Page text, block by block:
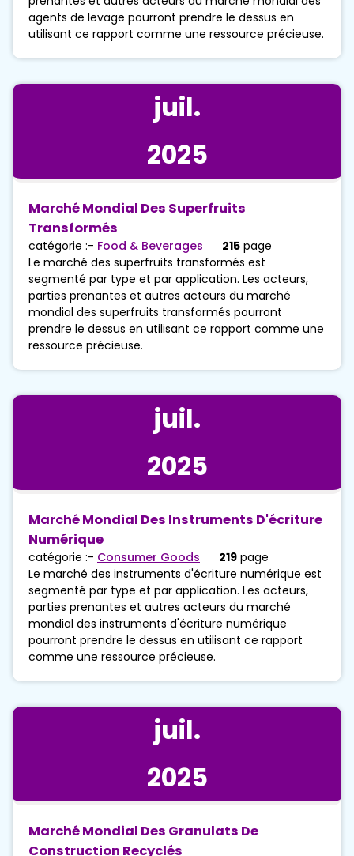
agents de levage pourront prendre le dessus en
utilisant ce rapport comme une ressource précieuse.
juil.
2025
Marché Mondial Des Superfruits
Transformés
catégorie :- Food & Beverages 215 page
Le marché des superfruits transformés est
segmenté par type et par application. Les acteurs,
parties prenantes et autres acteurs du marché
mondial des superfruits transformés pourront
prendre le dessus en utilisant ce rapport comme une
ressource précieuse.
juil.
2025
Marché Mondial Des Instruments D'écriture
Numérique
catégorie :- Consumer Goods 219 page
Le marché des instruments d'écriture numérique est
segmenté par type et par application. Les acteurs,
parties prenantes et autres acteurs du marché
mondial des instruments d'écriture numérique
pourront prendre le dessus en utilisant ce rapport
comme une ressource précieuse.
juil.
2025
Marché Mondial Des Granulats De
Construction Recyclés